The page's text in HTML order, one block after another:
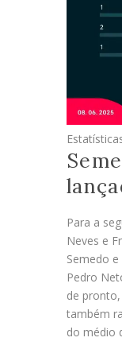
Para a
Neves e
Semedo
Pedro
de
também
do médio